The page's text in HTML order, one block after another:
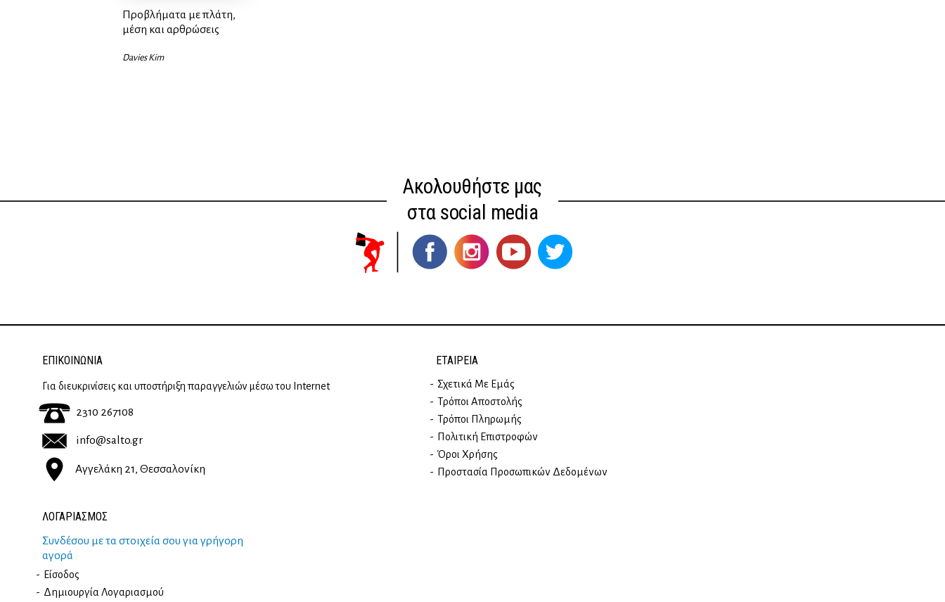
Προβλήματα με πλάτη,
μέση και αρθρώσεις
Davies Kim
Ακολουθήστε μας
στα social media
ΕΠΙΚΟΙΝΩΝΊΑ
Για διευκρινίσεις και υποστήριξη παραγγελιών μέσω του Internet
2310 267108
info@salto.gr
Αγγελάκη 21, Θεσσαλονίκη
ΕΤΑΙΡΕΊΑ
Σχετικά Με Εμάς
Τρόποι Αποστολής
Τρόποι Πληρωμής
Πολιτική Επιστροφών
Όροι Χρήσης
Προστασία Προσωπικών Δεδομένων
ΛΟΓΑΡΙΑΣΜΟΣ
Συνδέσου με τα στοιχεία σου για γρήγορη
αγορά
Είσοδος
Δημιουργία Λογαριασμού